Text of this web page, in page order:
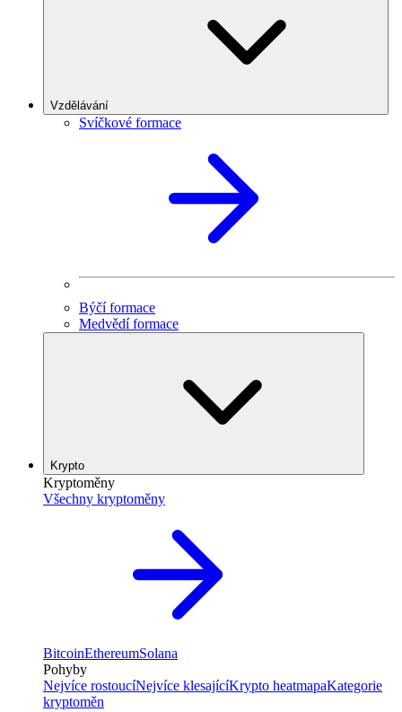
Vzdělávání
Svíčkové formace
Býčí formace
Medvědí formace
Krypto
Kryptoměny
Všechny kryptoměny
BitcoinEthereumSolana
Pohyby
Nejvíce rostoucíNejvíce klesajícíKrypto heatmapaKategorie
kryptoměn